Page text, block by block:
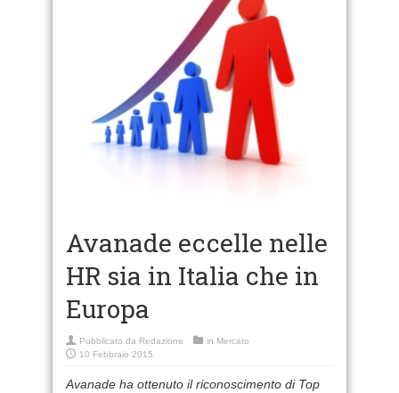
Avanade eccelle nelle
HR sia in Italia che in
Europa
Pubblicato da Redazione in Mercato
10 Febbraio 2015
Avanade ha ottenuto il riconoscimento di Top